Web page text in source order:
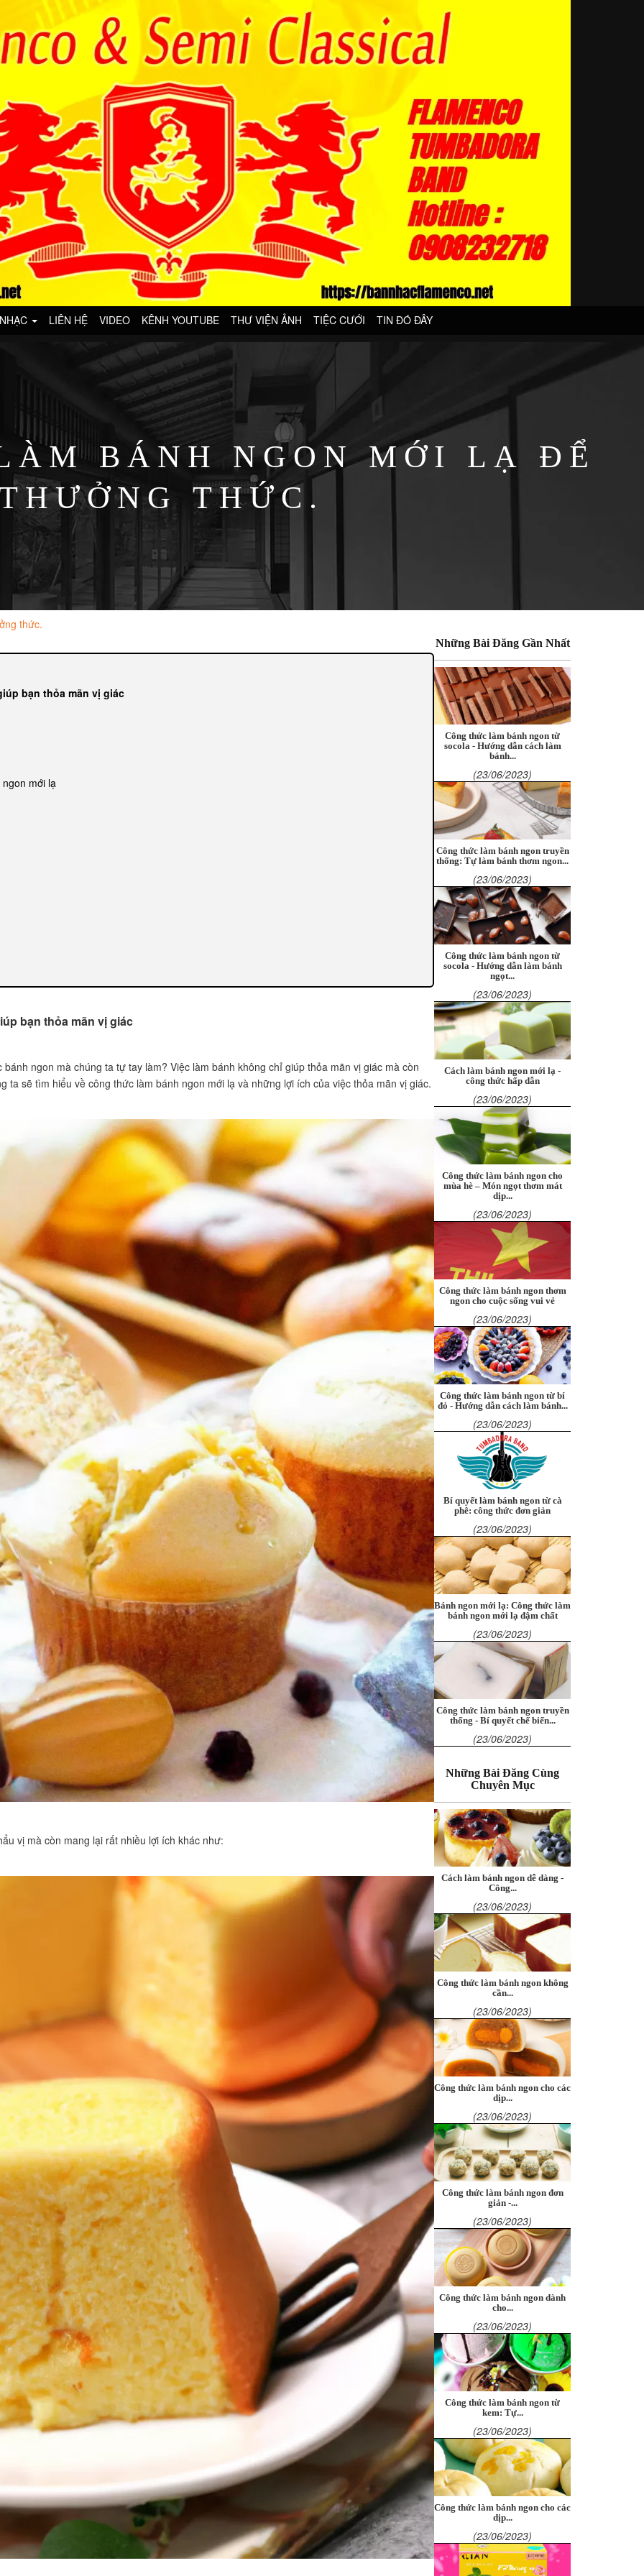
LIÊN HỆ VIDEO KÊNH YOUTUBE THƯ VIỆN ẢNH TIỆC CƯỚI TIN ĐÓ ĐÂY
BÁNH NGON MỚI LẠ ĐỂ
THỨC.
thức.
bạn thỏa mãn vị giác
mới lạ
bánh ngon mới lạ
không?
công
nghiệm
lạ
bạn thỏa mãn vị giác
ngon mà chúng ta tự tay làm? Việc làm bánh không chỉ giúp thỏa mãn vị giác mà còn
ta sẽ tìm hiểu về công thức làm bánh ngon mới lạ và những lợi ích của việc thỏa mãn vị giác.
vị mà còn mang lại rất nhiều lợi ích khác như:
Những Bài Đăng Gần Nhất
Công thức làm bánh ngon từ
socola - Hướng dẫn cách làm
bánh...
(23/06/2023)
Công thức làm bánh ngon truyền
thống: Tự làm bánh thơm ngon...
(23/06/2023)
Công thức làm bánh ngon từ
socola - Hướng dẫn làm bánh
ngọt...
(23/06/2023)
Cách làm bánh ngon mới lạ -
công thức hấp dẫn
(23/06/2023)
Công thức làm bánh ngon cho
mùa hè – Món ngọt thơm mát
dịp...
(23/06/2023)
Công thức làm bánh ngon thơm
ngon cho cuộc sống vui vẻ
(23/06/2023)
Công thức làm bánh ngon từ bí
đỏ - Hướng dẫn cách làm bánh...
(23/06/2023)
Bí quyết làm bánh ngon từ cà
phê: công thức đơn giản
(23/06/2023)
Bánh ngon mới lạ: Công thức làm
bánh ngon mới lạ đậm chất
(23/06/2023)
Công thức làm bánh ngon truyền
thống - Bí quyết chế biến...
(23/06/2023)
Những Bài Đăng Cùng
Chuyên Mục
Cách làm bánh ngon dễ dàng -
Công...
(23/06/2023)
Công thức làm bánh ngon không
cần...
(23/06/2023)
Công thức làm bánh ngon cho các
dịp...
(23/06/2023)
Công thức làm bánh ngon đơn
giản -...
(23/06/2023)
Công thức làm bánh ngon dành
cho...
(23/06/2023)
Công thức làm bánh ngon từ
kem: Tự...
(23/06/2023)
Công thức làm bánh ngon cho các
dịp...
(23/06/2023)